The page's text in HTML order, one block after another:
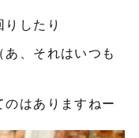
したり
、それはいつも
はありますねー